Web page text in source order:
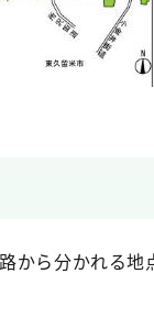
から分かれる